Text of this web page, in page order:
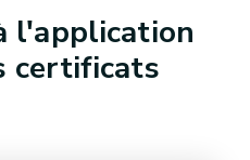
l'application
certificats